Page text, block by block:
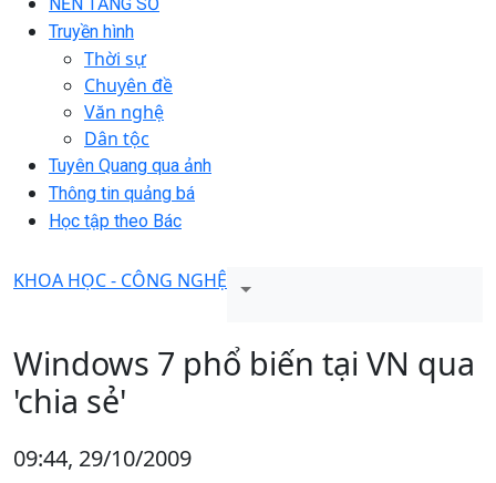
Truyền hình
Thời sự
Chuyên đề
Văn nghệ
Dân tộc
Tuyên Quang qua ảnh
Thông tin quảng bá
Học tập theo Bác
KHOA HỌC - CÔNG NGHỆ
Windows 7 phổ biến tại VN qua
'chia sẻ'
09:44, 29/10/2009